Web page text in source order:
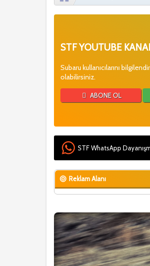
STF YOUTUBE
Subaru kullanıcılarını
olabilirsiniz.
ABONE OL
STF WhatsApp
Reklam Alanı